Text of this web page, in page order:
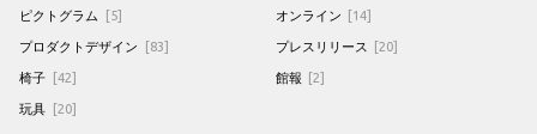
ピクトグラム [5]
プロダクトデザイン [83]
椅子 [42]
玩具 [20]
オンライン [14]
プレスリリース [20]
館報 [2]